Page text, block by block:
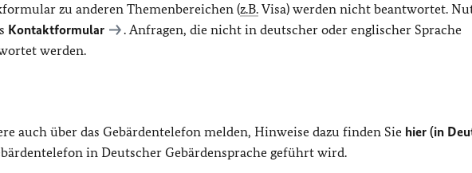
zu anderen Themenbereichen (z.B. Visa) werden nicht beantwortet.
Kontaktformular
. Anfragen, die nicht in deutscher oder englischer Sprache
werden.
auch über das Gebärdentelefon melden, Hinweise dazu finden Sie hier (in
in Deutscher Gebärdensprache geführt wird.